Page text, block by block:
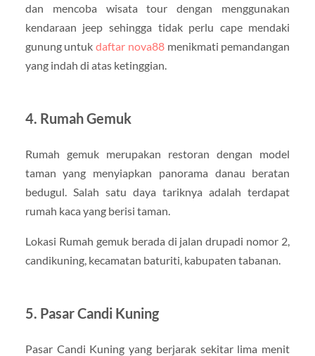
dan mencoba wisata tour dengan menggunakan
kendaraan jeep sehingga tidak perlu cape mendaki
gunung untukdaftar nova88menikmati pemandangan
yang indah di atas ketinggian.
4. Rumah Gemuk
Rumah gemuk merupakan restoran dengan model
taman yang menyiapkan panorama danau beratan
bedugul. Salah satu daya tariknya adalah terdapat
rumah kaca yang berisi taman.
Lokasi Rumah gemuk berada di jalan drupadi nomor 2,
candikuning, kecamatan baturiti, kabupaten tabanan.
5. Pasar Candi Kuning
Pasar Candi Kuning yang berjarak sekitar lima menit